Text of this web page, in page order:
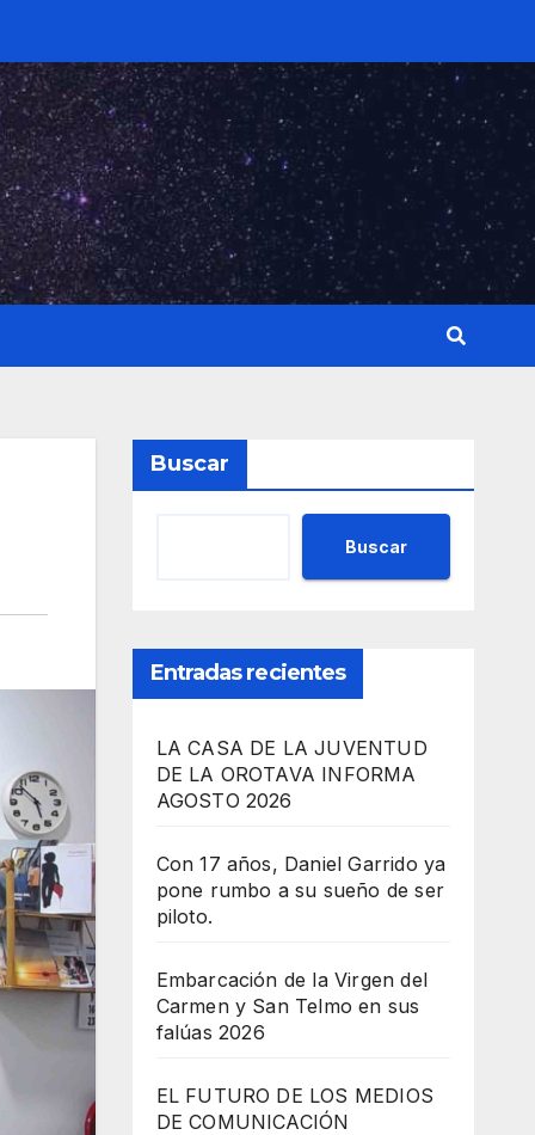
Buscar
Buscar
Entradas recientes
LA CASA DE LA JUVENTUD
DE LA OROTAVA INFORMA
AGOSTO 2026
Con 17 años, Daniel Garrido ya
pone rumbo a su sueño de ser
piloto.
Embarcación de la Virgen del
Carmen y San Telmo en sus
falúas 2026
EL FUTURO DE LOS MEDIOS
DE COMUNICACIÓN